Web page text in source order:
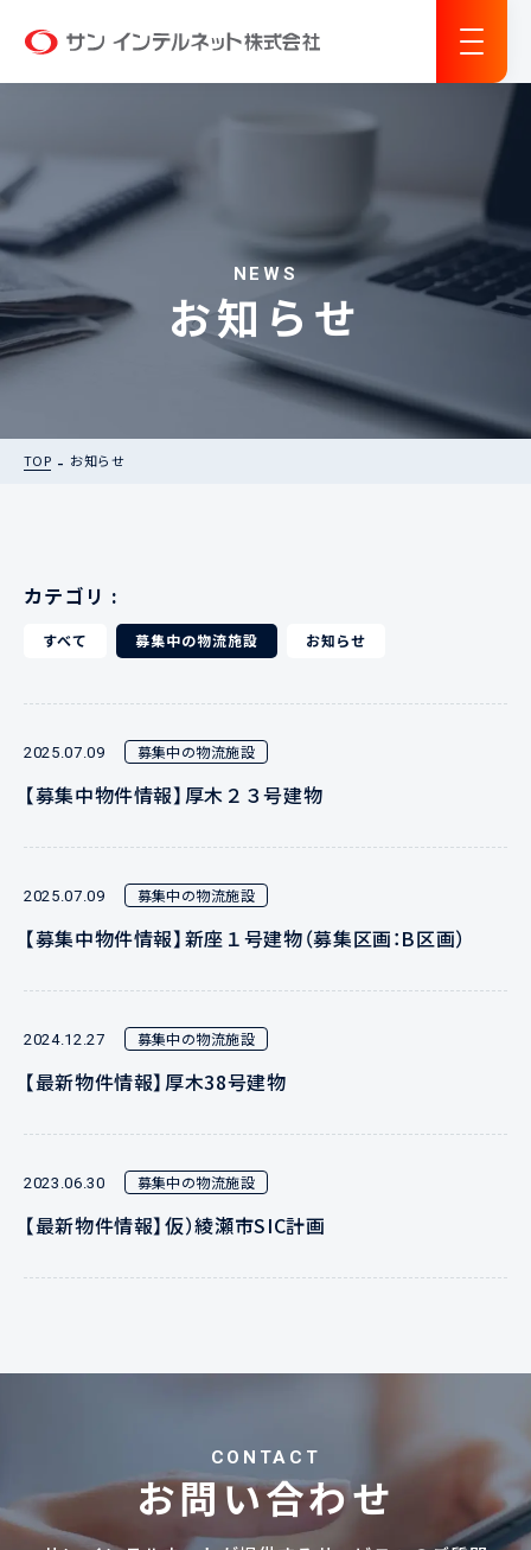
サン インテルネット
NEWS
お知らせ
TOP お知らせ
カテゴリ :
すべて 募集中の物流施設 お知らせ
2025.07.09 募集中の物流施設
【募集中物件情報】厚木２３号建物
2025.07.09 募集中の物流施設
【募集中物件情報】新座１号建物（募集区画：B区画）
2024.12.27 募集中の物流施設
【最新物件情報】厚木38号建物
2023.06.30 募集中の物流施設
【最新物件情報】仮）綾瀬市SIC計画
CONTACT
お問い合わせ